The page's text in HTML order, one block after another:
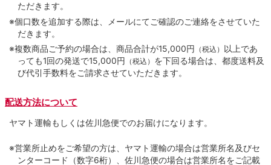
ただきます。
※個口数を追加する際は、メールにてご確認のご連絡をさせていた
だきます。
※複数商品ご予約の場合は、商品合計が15,000円
（税込）
以上であ
っても1回の発送で15,000円
（税込） を下回る場合は、都度送料及
び代引手数料をご請求させていただきます。
配送方法について
ヤマト運輸もしくは佐川急便でのお届けになります。
※営業所止めをご希望の方は、ヤマト運輸の場合は営業所名及びセ
ンターコード（数字6桁）、佐川急便の場合は営業所名をご記載